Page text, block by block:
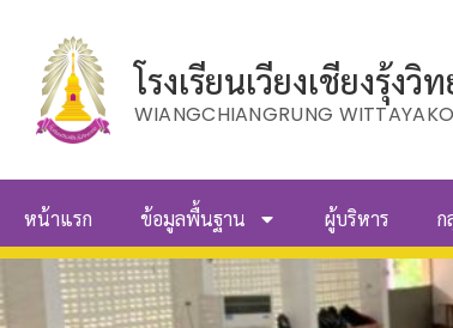
โรงเรียนเวียงเชียงรุ้งวิ
WIANGCHIANGRUNG
หน้าแรก ข้อมูลพื้นฐาน ผู้บริหาร ก